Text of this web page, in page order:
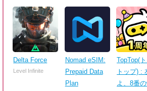
Delta Force
Level Infinite
Nomad eSIM:
Prepaid Data
Plan
TopTop(
トップ) :
よ、8番